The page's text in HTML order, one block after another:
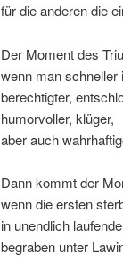
für die anderen die
Der Moment des
wenn man schneller
berechtigter,
humorvoller, klüger,
aber auch
Dann kommt der
wenn die ersten
in unendlich
begraben unter